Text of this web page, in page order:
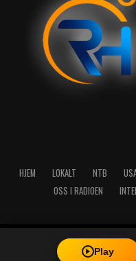
HJEM LOKALT NTB
OSS I RADIOEN
Copyright © 2026 A-Media
5527 Haugesund - Mail:
Play